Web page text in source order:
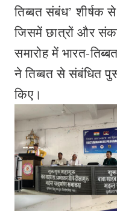
तिब्बत संबंध’ शीर्षक
जिसमें छात्रों और
समारोह में भारत-
ने तिब्बत से संबंधित
किए।